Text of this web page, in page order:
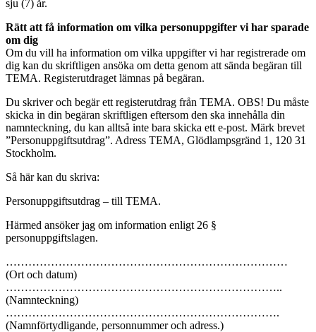
sju (7) år.
Rätt att få information om vilka personuppgifter vi har sparade
om dig
Om du vill ha information om vilka uppgifter vi har registrerade om
dig kan du skriftligen ansöka om detta genom att sända begäran till
TEMA. Registerutdraget lämnas på begäran.
Du skriver och begär ett registerutdrag från TEMA. OBS! Du måste
skicka in din begäran skriftligen eftersom den ska innehålla din
namnteckning, du kan alltså inte bara skicka ett e-post. Märk brevet
”Personuppgiftsutdrag”. Adress TEMA, Glödlampsgränd 1, 120 31
Stockholm.
Så här kan du skriva:
Personuppgiftsutdrag – till TEMA.
Härmed ansöker jag om information enligt 26 §
personuppgiftslagen.
…………………………………………………………………
(Ort och datum)
………………………………………………………………..
(Namnteckning)
……………………………………………………………….
(Namnförtydligande, personnummer och adress.)